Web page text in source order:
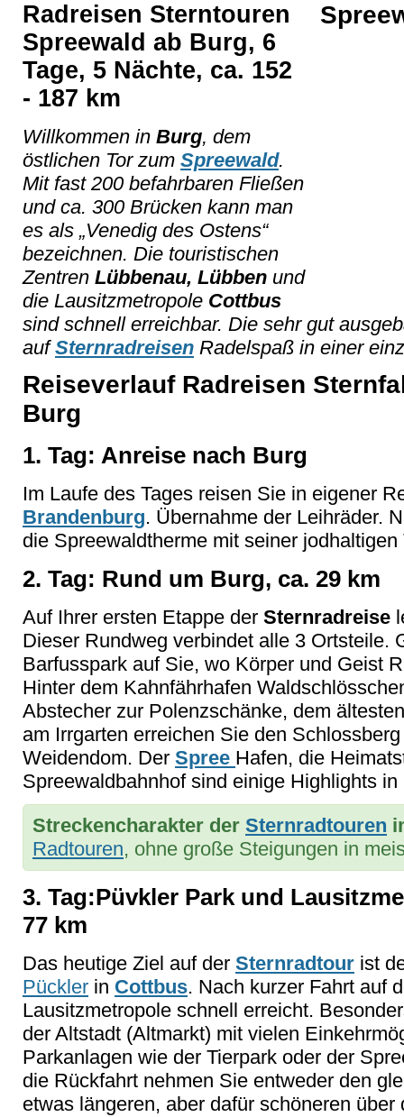
Radreisen Sterntouren
Spreewald ab Burg, 6
Tage, 5 Nächte, ca. 152
- 187 km
Willkommen in Burg, dem
östlichen Tor zum Spreewald.
Mit fast 200 befahrbaren Fließen
und ca. 300 Brücken kann man
es als „Venedig des Ostens“
bezeichnen. Die touristischen
Zentren Lübbenau, Lübben und
die Lausitzmetropole Cottbus
sind schnell erreichbar. Die sehr gut
aufSternradreisen Radelspaß in einer
Reiseverlauf Radreisen
Burg
1. Tag: Anreise nach Burg
Im Laufe des Tages reisen Sie in eigener
Brandenburg. Übernahme der Leihräder.
die Spreewaldtherme mit seiner
2. Tag: Rund um Burg, ca. 29 km
Auf Ihrer ersten Etappe der Sternradreise
Dieser Rundweg verbindet alle 3 Ortsteile.
Barfusspark auf Sie, wo Körper und Geist
Hinter dem Kahnfährhafen
Abstecher zur Polenzschänke, dem
am Irrgarten erreichen Sie den
Weidendom. Der Spree Hafen, die
Spreewaldbahnhof sind einige Highlights in
Streckencharakter der Sternradtouren
Radtouren, ohne große Steigungen in
3. Tag:Püvkler Park und
77 km
Das heutige Ziel auf der Sternradtour ist
Pückler in Cottbus. Nach kurzer Fahrt auf
Lausitzmetropole schnell erreicht.
der Altstadt (Altmarkt) mit vielen
Parkanlagen wie der Tierpark oder der
die Rückfahrt nehmen Sie entweder den
etwas längeren, aber dafür schöneren